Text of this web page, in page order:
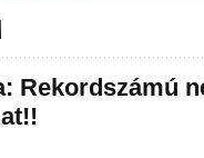
Rekordszámú